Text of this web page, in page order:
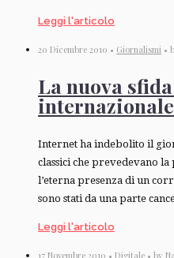
Leggi l'articolo
20 Dicembre 2010 • Giornalismi •
La nuova
internazionale
Internet ha indebolito il
classici che prevedevano
l’eterna presenza di un
sono stati da una parte
Leggi l'articolo
17 Novembre 2010 • Digitale • by